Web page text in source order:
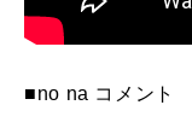
■no na コメント